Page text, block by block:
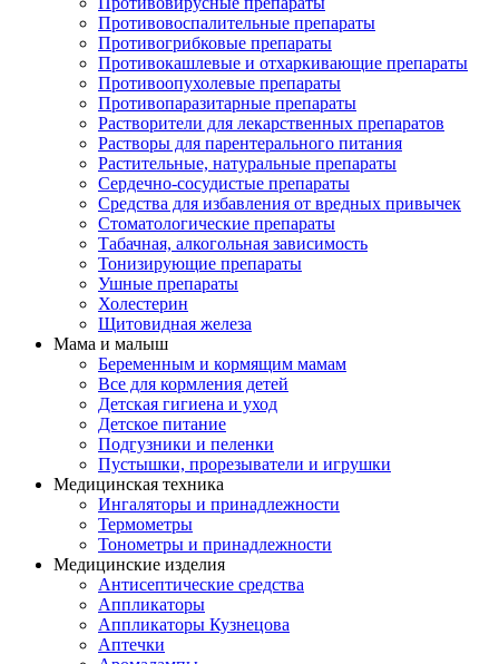
Противовоспалительные препараты
Противогрибковые препараты
Противокашлевые и отхаркивающие препараты
Противоопухолевые препараты
Противопаразитарные препараты
Растворители для лекарственных препаратов
Растворы для парентерального питания
Растительные, натуральные препараты
Сердечно-сосудистые препараты
Средства для избавления от вредных привычек
Стоматологические препараты
Табачная, алкогольная зависимость
Тонизирующие препараты
Ушные препараты
Холестерин
Щитовидная железа
Мама и малыш
Беременным и кормящим мамам
Все для кормления детей
Детская гигиена и уход
Детское питание
Подгузники и пеленки
Пустышки, прорезыватели и игрушки
Медицинская техника
Ингаляторы и принадлежности
Термометры
Тонометры и принадлежности
Медицинские изделия
Антисептические средства
Аппликаторы
Аппликаторы Кузнецова
Аптечки